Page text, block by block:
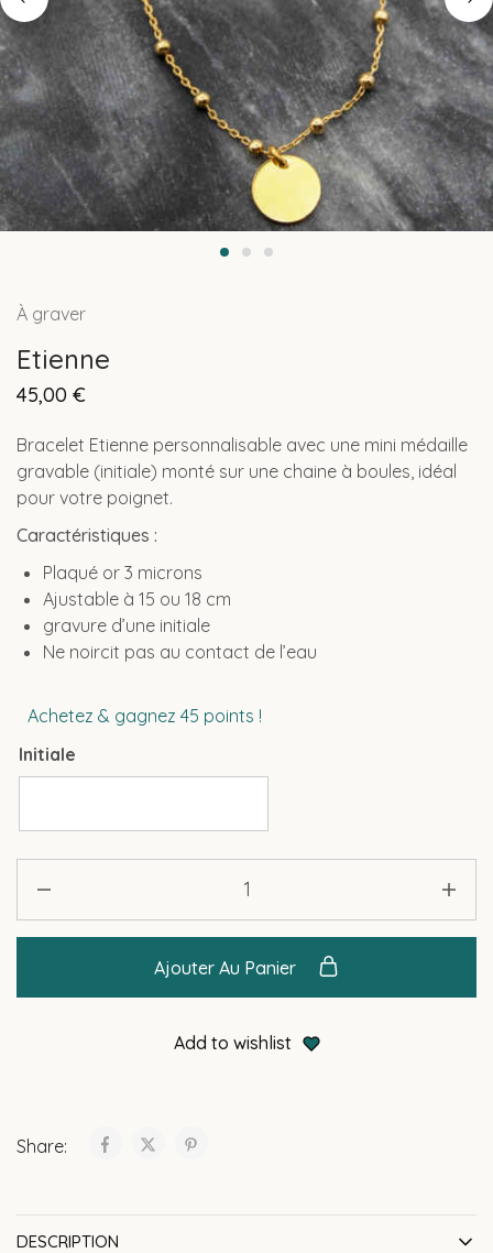
À graver
Etienne
45,00 €
Bracelet Etienne personnalisable avec une mini médaille
gravable (initiale) monté sur une chaine à boules, idéal
pour votre poignet.
Caractéristiques :
Plaqué or 3 microns
Ajustable à 15 ou 18 cm
gravure d’une initiale
Ne noircit pas au contact de l’eau
Achetez & gagnez 45 points !
Initiale
Ajouter Au Panier
Add to wishlist
Share:
DESCRIPTION